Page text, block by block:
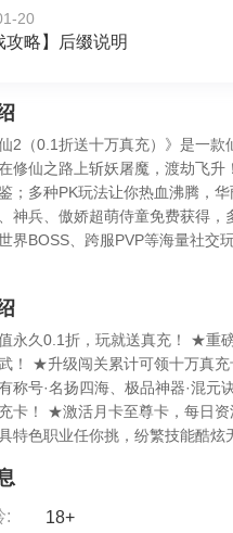
20
攻略】后缀说明
仙2（0.1折送十万真充）》是一
修仙之路上斩妖屠魔，渡劫飞
；多种PK玩法让你热血沸腾，
神兵、傲娇超萌侍童免费获得
界BOSS、跨服PVP等海量社交
永久0.1折，玩就送真充！ ★重
！ ★升级闯关累计可领十万真
称号·名扬四海、极品神器·混
卡！ ★激活月卡至尊卡，每日资
特色职业任你挑，纷繁技能酷炫
: 18+